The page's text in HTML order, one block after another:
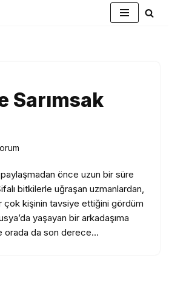
Sarımsak
önce uzun bir süre
bitkilerle uğraşan uzmanlardan,
çok kişinin tavsiye ettiğini gördüm
yaşayan bir arkadaşıma
orada da son derece…